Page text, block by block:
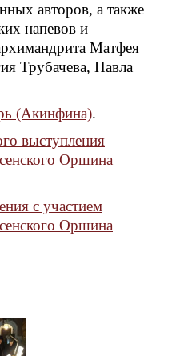
авторов, а также
напевов и
Матфея
Трубачева, Павла
(Акинфина).
выступления
Оршина
с участием
Оршина